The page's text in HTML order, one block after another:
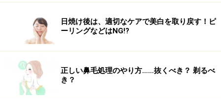
体の中からきれいになる！ 生姜入り手作り
ジュース
この手作りジュースの一番の効果は、みずみずしい肌へ
導くこと。肌の新陳代謝に必要なビタミンやミネラルが
とれるのはもちろんの事、果物と野菜の酵素パワーで代
謝が高まり、老廃物の排泄が促されボディラインもスッ
日焼け後は、適切なケアで美白を取り戻す！ピ
ーリングなどはNG!?
正しい鼻毛処理のやり方……抜くべき？ 剃るべ
き？